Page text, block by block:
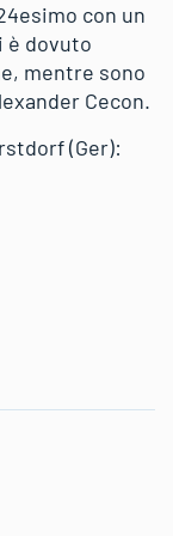
con un
è dovuto
mentre sono
Cecon.
(Ger):